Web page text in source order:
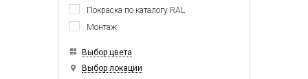
Покраска по каталогу RAL
Монтаж
Выбор цвета
Выбор локации